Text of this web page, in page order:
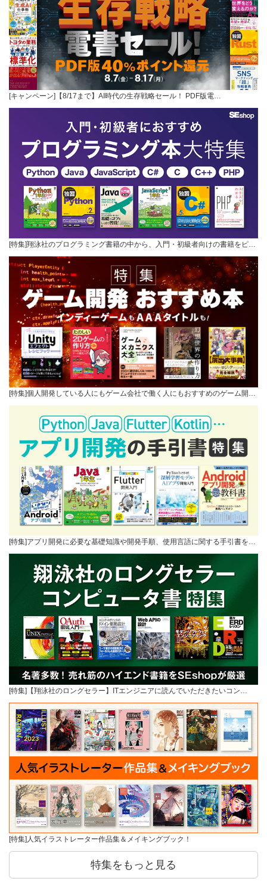
[キャンペーン]【8/17まで】AI時代の生存戦略セール！ PDF版電…
[特集]翔泳社のプログラミング書籍の中から、入門・初級者向けの書籍をピ…
[特集]個人開発している人にもゲーム会社で働く人にもおすすめのゲーム開…
[特集]アプリ開発に必要な基礎知識や開発手順、使用言語に関する手引書を…
[特集]【翔泳社のロングセラー】ITエンジニアに読んでいただきたいコン…
[特集]人気イラストレーター作品集＆メイキングブック！
特集をもっと見る